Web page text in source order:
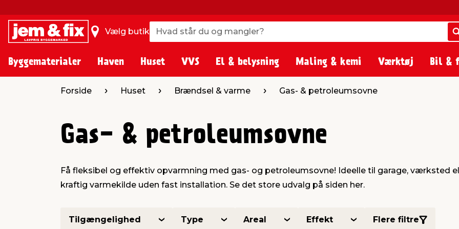
Vælg butik Hvad står du og mangler?
Hvad står du og mangler?
Byggematerialer Haven Huset VVS El & belysning Maling & kemi Værktøj Bil &
Forside Huset Brændsel & varme Gas- & petroleumsovne
Gas- & petroleumsovne
Få fleksibel og effektiv opvarmning med gas- og petroleumsovne! Ideelle til garage, værksted
kraftig varmekilde uden fast installation. Se det store udvalg på siden her.
Tilgængelighed Type Areal Effekt Flere filtre